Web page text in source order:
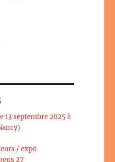
13 septembre 2025 à
/ expo
27